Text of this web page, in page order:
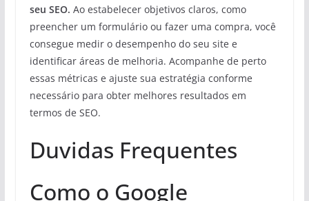
seu SEO. Ao estabelecer objetivos claros, como
preencher um formulário ou fazer uma compra, você
consegue medir o desempenho do seu site e
identificar áreas de melhoria. Acompanhe de perto
essas métricas e ajuste sua estratégia conforme
necessário para obter melhores resultados em
termos de SEO.
Duvidas Frequentes
Como o Google